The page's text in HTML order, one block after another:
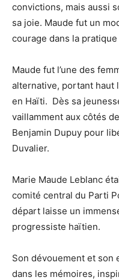
convictions, mais aussi
sa joie. Maude fut un
courage dans la
Maude fut l’une des
alternative, portant haut
en Haïti. Dès sa
vaillamment aux côtés
Benjamin Dupuy pour
Duvalier.
Marie Maude Leblanc
comité central du Parti
départ laisse un
progressiste haïtien.
Son dévouement et son
dans les mémoires,